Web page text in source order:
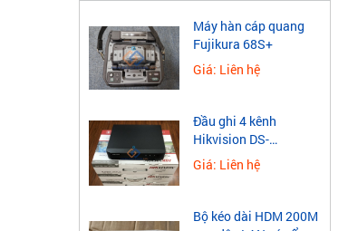
Máy hàn cáp quang
Fujikura 68S+
Giá: Liên hệ
Đầu ghi 4 kênh
Hikvision DS-
7604NXI-K1
Giá: Liên hệ
​Bộ kéo dài HDM 200M